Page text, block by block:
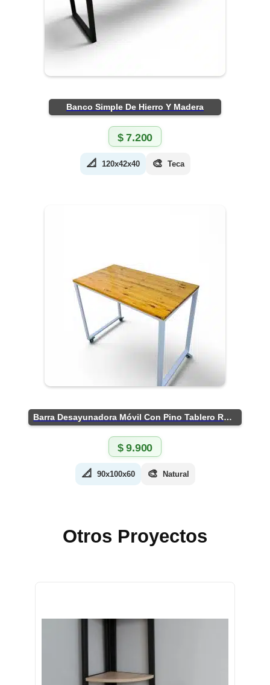
Banco Simple De Hierro Y Madera
$7.200
📐 120x42x40 🎨 Teca
Barra Desayunadora Móvil Con Pino Tablero Rústico
$9.900
📐 90x100x60 🎨 Natural
Otros Proyectos